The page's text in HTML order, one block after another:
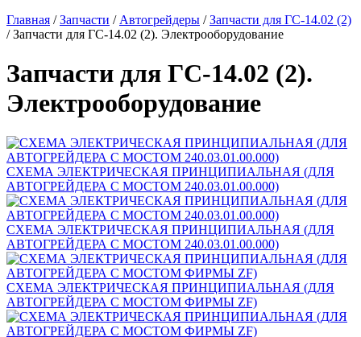
Главная /Запчасти / Автогрейдеры /Запчасти для ГС-14.02 (2)
/Запчасти для ГС-14.02 (2). Электрооборудование
Запчасти для ГС-14.02 (2).
Электрооборудование
СХЕМА ЭЛЕКТРИЧЕСКАЯ ПРИНЦИПИАЛЬНАЯ (ДЛЯ
АВТОГРЕЙДЕРА С МОСТОМ 240.03.01.00.000)
СХЕМА ЭЛЕКТРИЧЕСКАЯ ПРИНЦИПИАЛЬНАЯ (ДЛЯ
АВТОГРЕЙДЕРА С МОСТОМ 240.03.01.00.000)
СХЕМА ЭЛЕКТРИЧЕСКАЯ ПРИНЦИПИАЛЬНАЯ (ДЛЯ
АВТОГРЕЙДЕРА С МОСТОМ ФИРМЫ ZF)